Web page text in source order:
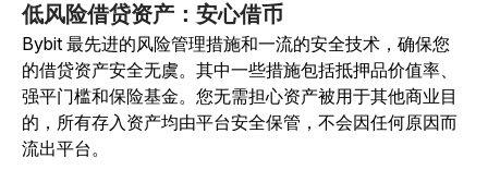
低风险借贷资产：安心借币
Bybit 最先进的风险管理措施和一流的安全技术，确保您
的借贷资产安全无虞。其中一些措施包括抵押品价值率、
强平门槛和保险基金。您无需担心资产被用于其他商业目
的，所有存入资产均由平台安全保管，不会因任何原因而
流出平台。